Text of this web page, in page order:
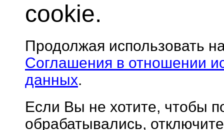
cookie.
Продолжая использовать
Соглашения в отношении
данных.
Если Вы не хотите, чтобы
обрабатывались,